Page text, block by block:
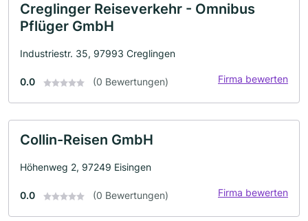
Creglinger Reiseverkehr - Omnibus
Pflüger GmbH
Industriestr. 35, 97993 Creglingen
0.0 (0 Bewertungen) Firma bewerten
Collin-Reisen GmbH
Höhenweg 2, 97249 Eisingen
0.0 (0 Bewertungen) Firma bewerten